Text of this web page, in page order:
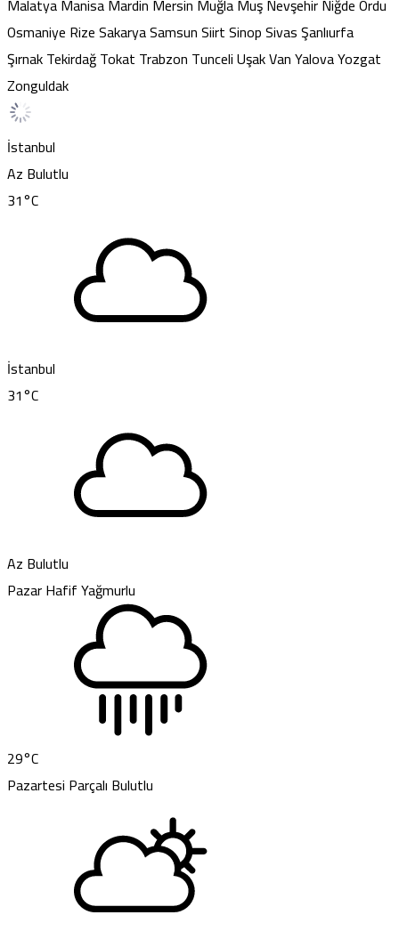
MalatyaManisaMardin Mersin MuğlaMuşNevşehirNiğdeOrdu
Osmaniye RizeSakaryaSamsunSiirtSinopSivasŞanlıurfa
ŞırnakTekirdağTokat Trabzon TunceliUşakVanYalovaYozgat
Zonguldak
İstanbul
Az Bulutlu
31°C
İstanbul
31°C
Az Bulutlu
PazarHafif Yağmurlu
29°C
Pazartesi Parçalı Bulutlu